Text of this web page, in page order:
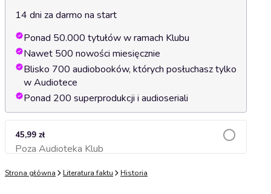
14 dni za darmo na start
Ponad 50.000 tytułów w ramach Klubu
Nawet 500 nowości miesięcznie
Blisko 700 audiobooków, których posłuchasz tylko
w Audiotece
Ponad 200 superprodukcji i audioseriali
45,99 zł
Poza Audioteka KlubDodaj do koszyka
Strona główna Literatura faktu Historia